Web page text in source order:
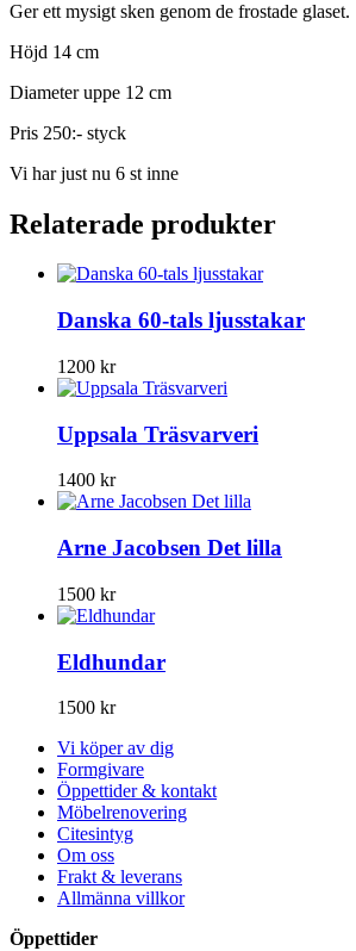
Ger ett mysigt sken genom de frostade glaset.
Höjd 14 cm
Diameter uppe 12 cm
Pris 250:- styck
Vi har just nu 6 st inne
Relaterade produkter
Danska 60-tals ljusstakar
1200 kr
Uppsala Träsvarveri
1400 kr
Arne Jacobsen Det lilla
1500 kr
Eldhundar
1500 kr
Vi köper av dig
Formgivare
Öppettider & kontakt
Möbelrenovering
Citesintyg
Om oss
Frakt & leverans
Allmänna villkor
Öppettider